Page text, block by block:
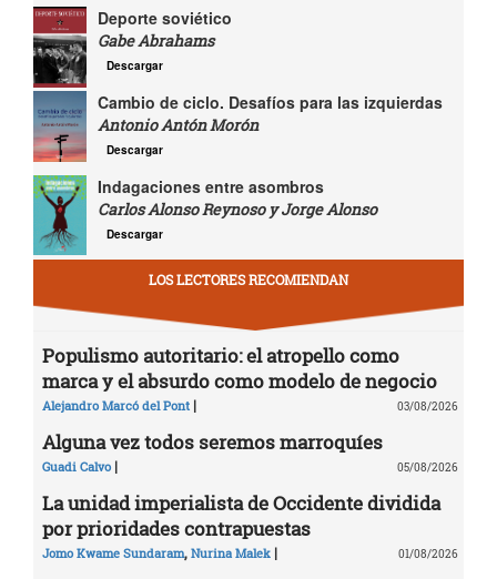
Deporte soviético
Gabe Abrahams
Descargar
Cambio de ciclo. Desafíos para las izquierdas
Antonio Antón Morón
Descargar
Indagaciones entre asombros
Carlos Alonso Reynoso y Jorge Alonso
Descargar
LOS LECTORES RECOMIENDAN
Populismo autoritario: el atropello como
marca y el absurdo como modelo de negocio
Alejandro Marcó del Pont | 03/08/2026
Alguna vez todos seremos marroquíes
Guadi Calvo | 05/08/2026
La unidad imperialista de Occidente dividida
por prioridades contrapuestas
Jomo Kwame Sundaram, Nurina Malek | 01/08/2026